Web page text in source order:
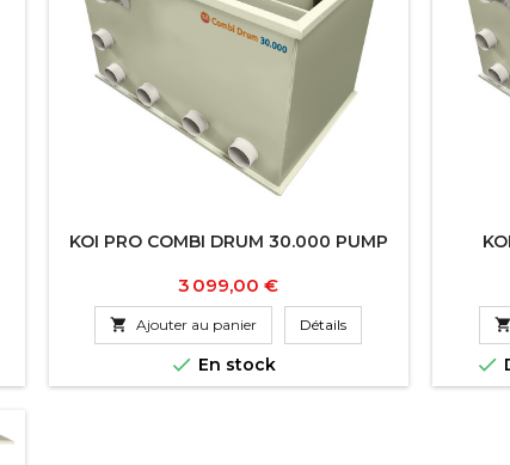
KOI PRO COMBI DRUM 30.000 PUMP
Prix
3 099,00 €
 Ajouter au panier Détails
 En stock

